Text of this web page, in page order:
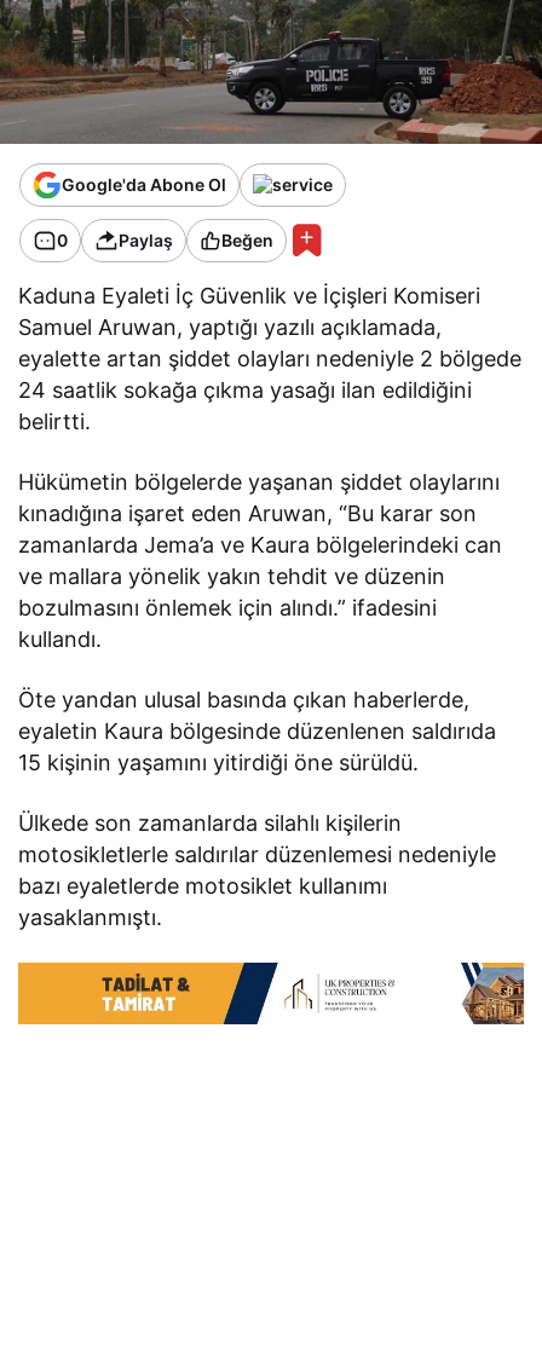
Google'da Abone Ol
0 Paylaş Beğen
Kaduna Eyaleti İç Güvenlik ve İçişleri Komiseri
Samuel Aruwan, yaptığı yazılı açıklamada,
eyalette artan şiddet olayları nedeniyle 2 bölgede
24 saatlik sokağa çıkma yasağı ilan edildiğini
belirtti.
Hükümetin bölgelerde yaşanan şiddet olaylarını
kınadığına işaret eden Aruwan, “Bu karar son
zamanlarda Jema’a ve Kaura bölgelerindeki can
ve mallara yönelik yakın tehdit ve düzenin
bozulmasını önlemek için alındı.” ifadesini
kullandı.
Öte yandan ulusal basında çıkan haberlerde,
eyaletin Kaura bölgesinde düzenlenen saldırıda
15 kişinin yaşamını yitirdiği öne sürüldü.
Ülkede son zamanlarda silahlı kişilerin
motosikletlerle saldırılar düzenlemesi nedeniyle
bazı eyaletlerde motosiklet kullanımı
yasaklanmıştı.